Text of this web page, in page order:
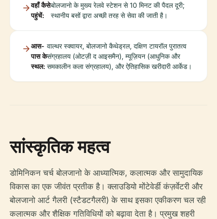
वहाँ कैसे
पहुंचें:
बोलजानो के मुख्य रेलवे स्टेशन से 10 मिनट की पैदल दूरी;
स्थानीय बसों द्वारा अच्छी तरह से सेवा की जाती है।
आस-
पास के
स्थल:
वाल्थर स्क्वायर, बोलजानो कैथेड्रल, दक्षिण टायरॉल पुरातत्व
संग्रहालय (ओटज़ी द आइसमैन), म्यूज़ियन (आधुनिक और
समकालीन कला संग्रहालय), और ऐतिहासिक खरीदारी आर्केड।
सांस्कृतिक महत्व
डोमिनिकन चर्च बोलजानो के आध्यात्मिक, कलात्मक और सामुदायिक
विकास का एक जीवंत प्रतीक है। क्लाउडियो मोंटेवेर्डी कंज़र्वेटरी और
बोलजानो आर्ट गैलरी (स्टैडटगैलरी) के साथ इसका एकीकरण चल रही
कलात्मक और शैक्षिक गतिविधियों को बढ़ावा देता है। प्रमुख शहरी